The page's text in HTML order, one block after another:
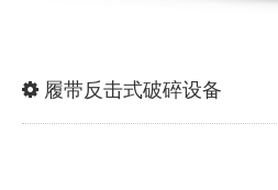
履带反击式破碎设备